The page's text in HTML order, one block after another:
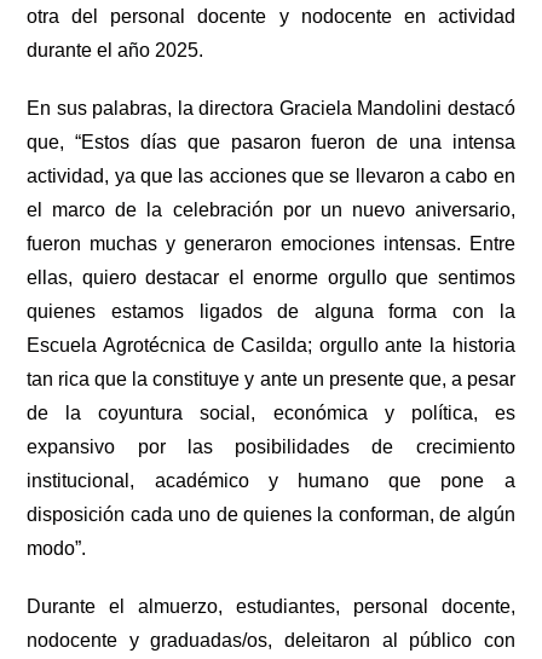
otra del personal docente y nodocente en actividad
durante el año 2025.
En sus palabras, la directora Graciela Mandolini destacó
que, “Estos días que pasaron fueron de una intensa
actividad, ya que las acciones que se llevaron a cabo en
el marco de la celebración por un nuevo aniversario,
fueron muchas y generaron emociones intensas. Entre
ellas, quiero destacar el enorme orgullo que sentimos
quienes estamos ligados de alguna forma con la
Escuela Agrotécnica de Casilda; orgullo ante la historia
tan rica que la constituye y ante un presente que, a pesar
de la coyuntura social, económica y política, es
expansivo por las posibilidades de crecimiento
institucional, académico y humano que pone a
disposición cada uno de quienes la conforman, de algún
modo”.
Durante el almuerzo, estudiantes, personal docente,
nodocente y graduadas/os, deleitaron al público con